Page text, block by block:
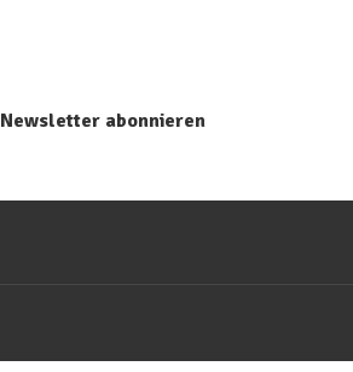
Newsletter abonnieren